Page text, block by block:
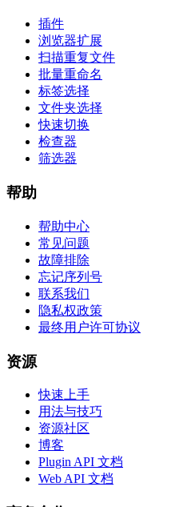
插件
浏览器扩展
扫描重复文件
批量重命名
标签选择
文件夹选择
快速切换
检查器
筛选器
帮助
帮助中心
常见问题
故障排除
忘记序列号
联系我们
隐私权政策
最终用户许可协议
资源
快速上手
用法与技巧
资源社区
博客
Plugin API 文档
Web API 文档